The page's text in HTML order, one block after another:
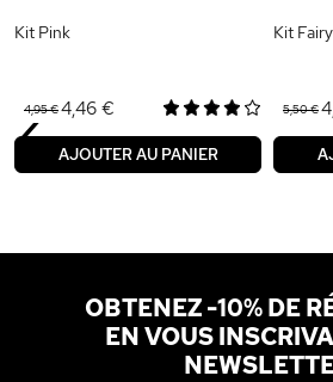
Kit Pink
4,95 €4,46 €
AJOUTER AU PANIER
Kit Fairy
5,50 €
‹
OBTENEZ -10% DE
EN VOUS